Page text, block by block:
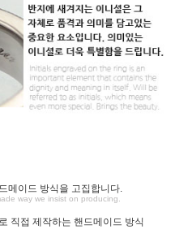
메이드 방식을 고집합니다.
way we insist on producing.
직접 제작하는 핸드메이드 방식